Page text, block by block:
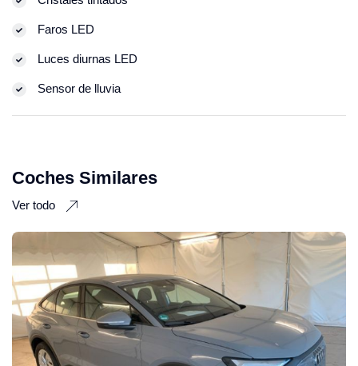
Faros LED
Luces diurnas LED
Sensor de lluvia
Coches Similares
Ver todo